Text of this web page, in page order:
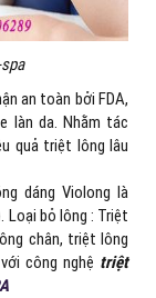
an toàn bởi FDA,
làn da. Nhằm tác
quả triệt lông lâu
dáng Violong là
Loại bỏ lông : Triệt
chân, triệt lông
công nghệ triệt